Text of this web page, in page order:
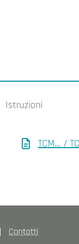
Istruzioni
TCM... /
Contatti